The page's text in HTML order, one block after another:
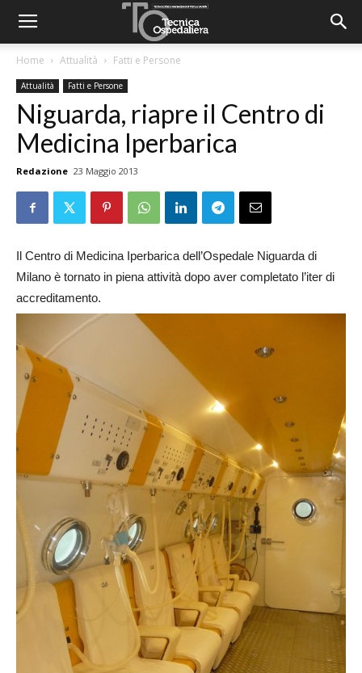
Home Attualità Fatti e Persone
Attualità Fatti e Persone
Niguarda, riapre il Centro di
Medicina Iperbarica
Redazione 23 Maggio 2013
Il Centro di Medicina Iperbarica dell’Ospedale Niguarda di
Milano è tornato in piena attività dopo aver completato l’iter di
accreditamento.